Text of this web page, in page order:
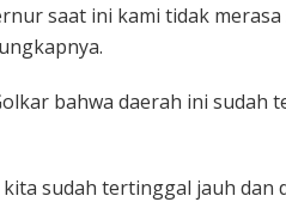
saat ini kami tidak
bahwa daerah ini sudah
sudah tertinggal jauh dan